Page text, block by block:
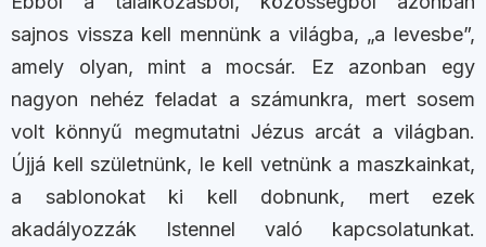
sajnos vissza kell mennünk a világba, „a levesbe”,
amely olyan, mint a mocsár. Ez azonban egy
nagyon nehéz feladat a számunkra, mert sosem
volt könnyű megmutatni Jézus arcát a világban.
Újjá kell születnünk, le kell vetnünk a maszkainkat,
a sablonokat ki kell dobnunk, mert ezek
akadályozzák Istennel való kapcsolatunkat.